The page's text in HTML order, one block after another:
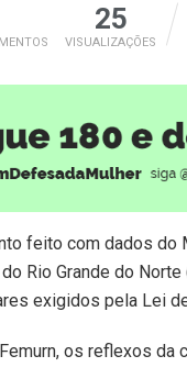
25
VISUALIZAÇÕES
feito com dados do
Rio Grande do
exigidos pela Lei
os reflexos